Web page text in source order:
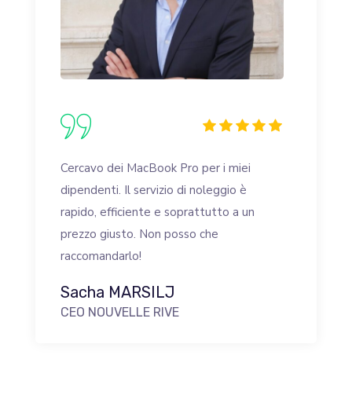
Cercavo dei MacBook Pro per i miei
dipendenti. Il servizio di noleggio è
rapido, efficiente e soprattutto a un
prezzo giusto. Non posso che
raccomandarlo!
Sacha MARSILJ
CEO NOUVELLE RIVE